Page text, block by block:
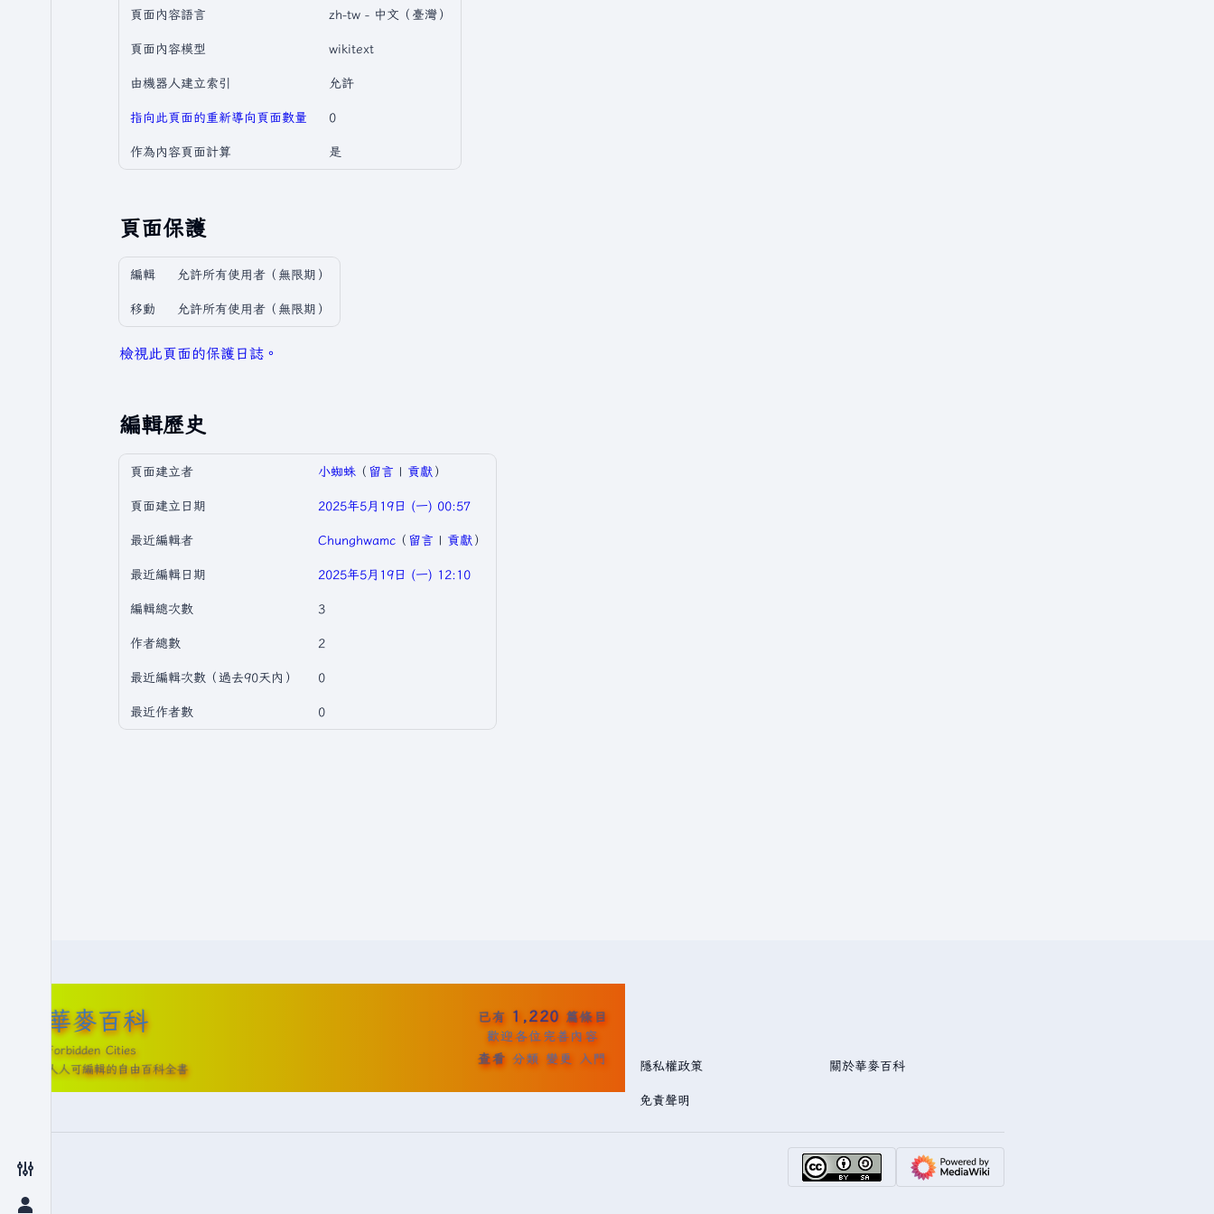
切換偏好設定選單
頁面內容語言 zh-tw - 中文（臺灣）
頁面內容模型 wikitext
由機器人建立索引 允許
指向此頁面的重新導向頁面數量 0
作為內容頁面計算 是
頁面保護
編輯 允許所有使用者​（無限期）
移動 允許所有使用者​（無限期）
檢視此頁面的保護日誌。
編輯歷史
頁面建立者 小蜘蛛 （ 留言 | 貢獻 ）
頁面建立日期 2025年5月19日 (一) 00:57
最近編輯者 Chunghwamc （ 留言 | 貢獻 ）
最近編輯日期 2025年5月19日 (一) 12:10
編輯總次數 3
作者總數 2
最近編輯次數（過去90天內） 0
最近作者數 0
華麥百科
Forbidden Cities
人人可編輯的自由百科全書
已有 1,220 篇條目
歡迎各位完善內容
查看 分類 變更 入門 隱私權政策 關於華麥百科
免責聲明